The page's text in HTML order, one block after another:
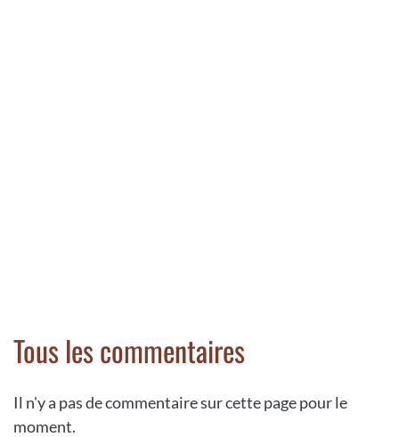
Tous les commentaires
Il n'y a pas de commentaire sur cette page pour le
moment.